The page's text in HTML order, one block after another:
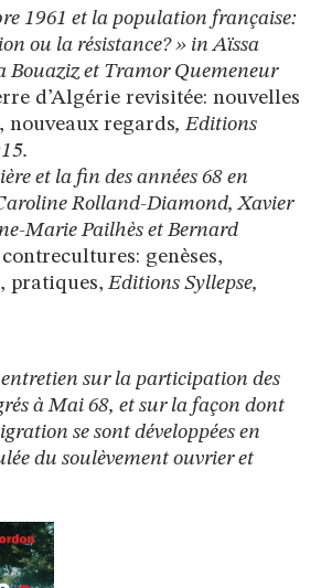
1961 et la population française:
ou la résistance? » in Aïssa
Bouaziz et Tramor Quemeneur
d’Algérie revisitée: nouvelles
nouveaux regards, Editions
et la fin des années 68 en
Rolland-Diamond, Xavier
Marie Pailhès et Bernard
genèses,
pratiques, Editions Syllepse,
sur la participation des
à Mai 68, et sur la façon dont
se sont développées en
du soulèvement ouvrier et